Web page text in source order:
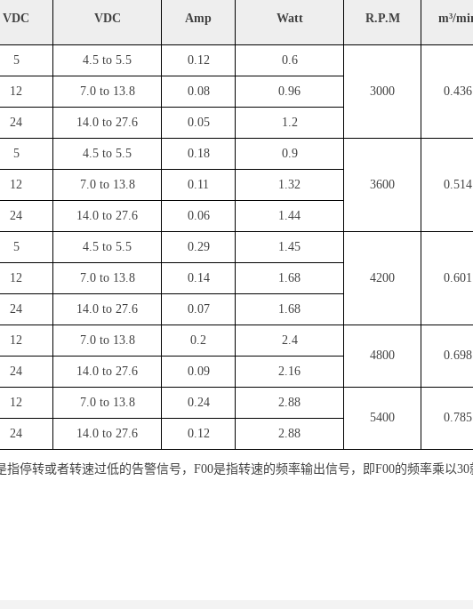
VDC VDC Amp Watt R.P.M m³/
5 4.5 to 5.5 0.12 0.6
3000 0.436
12 7.0 to 13.8 0.08 0.96
24 14.0 to 27.6 0.05 1.2
5 4.5 to 5.5 0.18 0.9
3600 0.514
12 7.0 to 13.8 0.11 1.32
24 14.0 to 27.6 0.06 1.44
5 4.5 to 5.5 0.29 1.45
4200 0.601
12 7.0 to 13.8 0.14 1.68
24 14.0 to 27.6 0.07 1.68
12 7.0 to 13.8 0.2
2.4
4800
0.698
24 14.0 to 27.6 0.09 2.16
12 7.0 to 13.8 0.24
2.88
5400
0.785
24 14.0 to 27.6 0.12 2.88
指停转或者转速过低的告警信号，F00是指转速的频率输出信号，即F00的频率乘以